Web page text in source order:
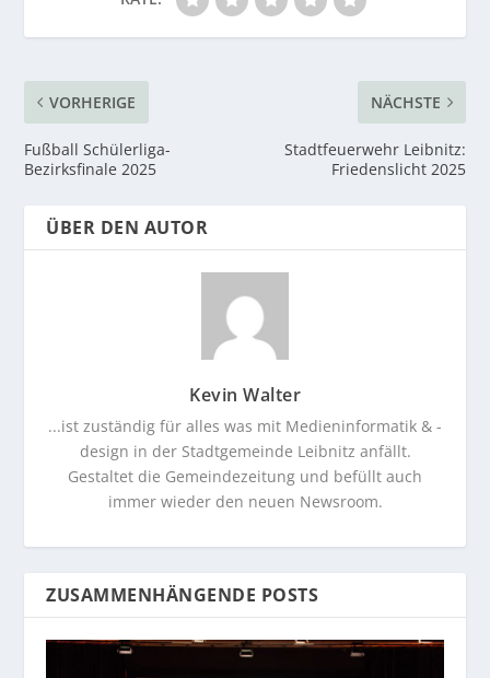
VORHERIGE
Fußball Schülerliga-
Bezirksfinale 2025
NÄCHSTE
Stadtfeuerwehr Leibnitz:
Friedenslicht 2025
ÜBER DEN AUTOR
Kevin Walter
...ist zuständig für alles was mit Medieninformatik & -
design in der Stadtgemeinde Leibnitz anfällt.
Gestaltet die Gemeindezeitung und befüllt auch
immer wieder den neuen Newsroom.
ZUSAMMENHÄNGENDE POSTS